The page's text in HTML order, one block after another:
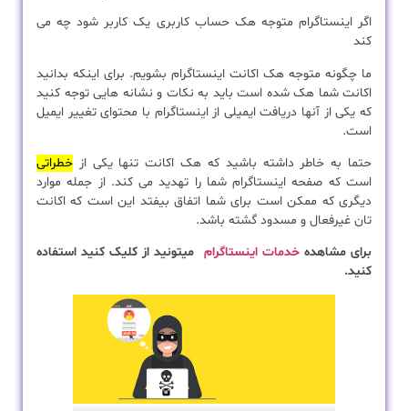
اگر اینستاگرام متوجه هک حساب کاربری یک کاربر شود چه می
کند
ما چگونه متوجه هک اکانت اینستاگرام بشویم. برای اینکه بدانید
اکانت شما هک شده است باید به نکات و نشانه هایی توجه کنید
که یکی از آنها دریافت ایمیلی از اینستاگرام با محتوای تغییر ایمیل
است.
حتما به خاطر داشته باشید که هک اکانت تنها یکی از خطراتی
است که صفحه اینستاگرام شما را تهدید می کند. از جمله موارد
دیگری که ممکن است برای شما اتفاق بیفتد این است که اکانت
تان غیرفعال و مسدود گشته باشد.
برای مشاهده خدمات اینستاگرام میتونید از کلیک کنید استفاده
کنید.